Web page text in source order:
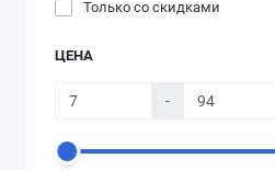
Только со cкидками
ЦЕНА
-